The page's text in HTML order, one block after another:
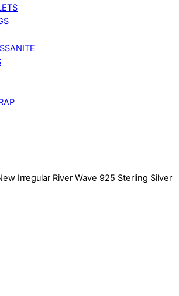
Irregular River Wave 925 Sterling Silver